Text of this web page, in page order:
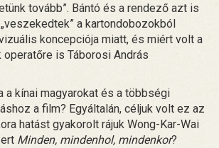
tovább”. Bántó és a rendező azt is
a kartondobozokból
koncepciója miatt, és miért volt a
is Táborosi András
a kínai magyarokat és a többségi
a film? Egyáltalán, céljuk volt ez az
hatást gyakorolt rájuk Wong-Kar-Wai
Minden, mindenhol, mindenkor?